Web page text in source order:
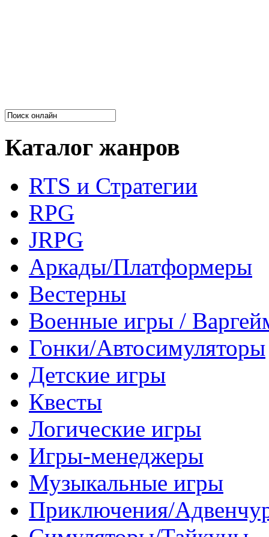
Каталог жанров
RTS и Стратегии
RPG
JRPG
Аркады/Платформеры
Вестерны
Военные игры /
Гонки/Автосимуляторы
Детские игры
Квесты
Логические игры
Игры-менеджеры
Музыкальные игры
Приключения/